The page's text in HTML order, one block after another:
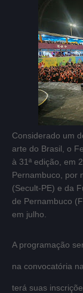
Considerado um
arte do Brasil, o
à 31ª edição, em
Pernambuco, por
(Secult-PE) e da
de Pernambuco
em julho.
A programação
na convocatória
terá suas